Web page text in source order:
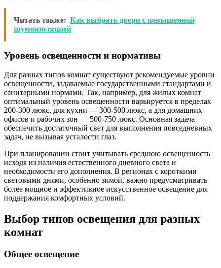
Читать также: Как выбрать двери с повышенной
шумоизоляцией
Уровень освещенности и нормативы
Для разных типов комнат существуют рекомендуемые уровни
освещенности, задаваемые государственными стандартами и
санитарными нормами. Так, например, для жилых комнат
оптимальный уровень освещенности варьируется в пределах
200-300 люкс, для кухни — 300-500 люкс, а для домашних
офисов и рабочих зон — 500-750 люкс. Основная задача —
обеспечить достаточный свет для выполнения повседневных
задач, не вызывая усталости глаз.
При планировании стоит учитывать среднюю освещенность
исходя из наличия естественного дневного света и
необходимости его дополнения. В регионах с короткими
световыми днями, особенно зимой, важно предусматривать
более мощное и эффективное искусственное освещение для
поддержания комфортных условий.
Выбор типов освещения для разных
комнат
Общее освещение